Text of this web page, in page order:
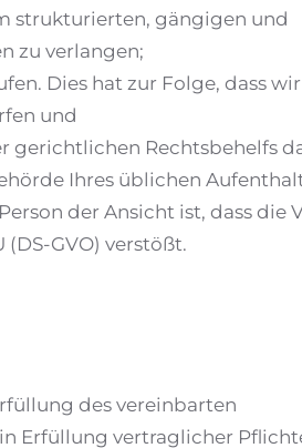
strukturierten, gängigen und
zu verlangen;
Dies hat zur Folge, dass
und
gerichtlichen Rechtsbehelfs
Ihres üblichen
der Ansicht ist, dass die
GVO) verstößt.
des vereinbarten
Erfüllung vertraglicher